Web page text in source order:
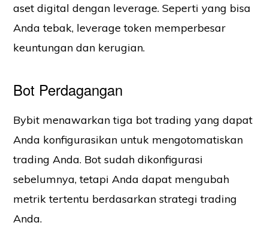
aset digital dengan leverage. Seperti yang bisa
Anda tebak, leverage token memperbesar
keuntungan dan kerugian.
Bot Perdagangan
Bybit menawarkan tiga bot trading yang dapat
Anda konfigurasikan untuk mengotomatiskan
trading Anda. Bot sudah dikonfigurasi
sebelumnya, tetapi Anda dapat mengubah
metrik tertentu berdasarkan strategi trading
Anda.